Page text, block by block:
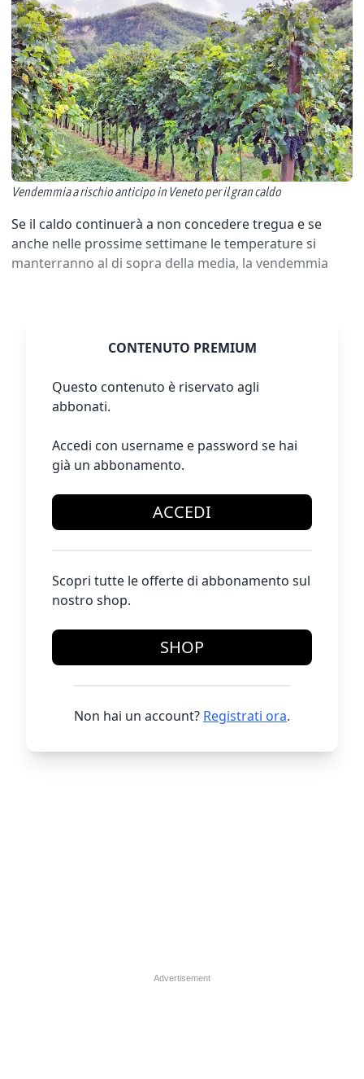
Vendemmia a rischio anticipo in Veneto per il gran caldo
Se il caldo continuerà a non concedere tregua e se
anche nelle prossime settimane le temperature si
manterranno al di sopra della media, la vendemmia
CONTENUTO PREMIUM
Questo contenuto è riservato agli
abbonati.
Accedi con username e password se hai
già un abbonamento.
ACCEDI
Scopri tutte le offerte di abbonamento sul
nostro shop.
SHOP
Non hai un account? Registrati ora.